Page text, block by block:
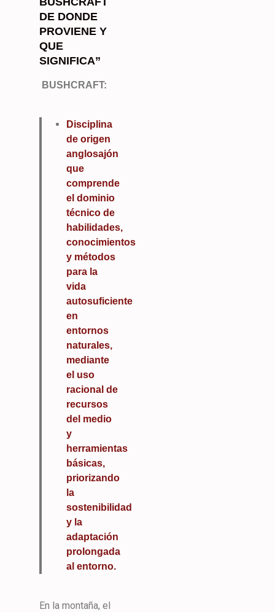
DE DONDE
PROVIENE Y
QUE
SIGNIFICA”
BUSHCRAFT:
Disciplina
de origen
anglosajón
que
comprende
el dominio
técnico de
habilidades,
conocimientos
y métodos
para la
vida
autosuficiente
en
entornos
naturales,
mediante
el uso
racional de
recursos
del medio
y
herramientas
básicas,
priorizando
la
sostenibilidad
y la
adaptación
prolongada
al entorno.
En la montaña, el